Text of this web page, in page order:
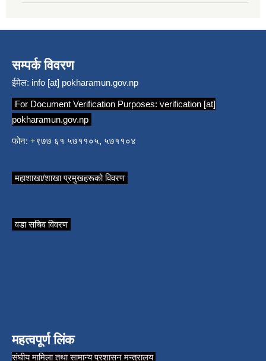
सम्पर्क विवरण
ईमेल: info [at] pokharamun.gov.np
For Document Verification Purposes: verification [at]
pokharamun.gov.np
फोन: +९७७ ६१ ५७११०५, ५७११०४
महाशाखा/शाखा प्रमुखहरूको विवरण
वडा सचिव विवरण
महत्वपूर्ण लिंक
संघीय मामिला तथा सामान्य प्रशासन मन्त्रालय